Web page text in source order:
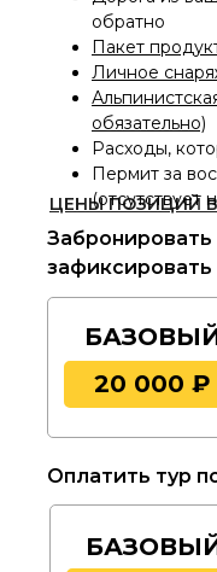
ЦЕНЫ ПОЗИЦИЙ
обратно
Пакет
Личное
обязательно)
Расходы,
Пермит за
(отсутствует
Разница
позиций
% с учетом
480 руб.
Фирменная
3000 руб.
Эльбрус» (в
запись в
восхождении
восхождения)
20 000 ₽
Забронировать
зафиксировать
Оплатить тур